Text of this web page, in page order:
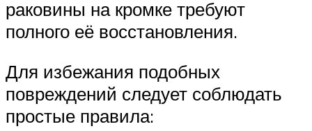
раковины на кромке требуют
полного её восстановления.
Для избежания подобных
повреждений следует соблюдать
простые правила: